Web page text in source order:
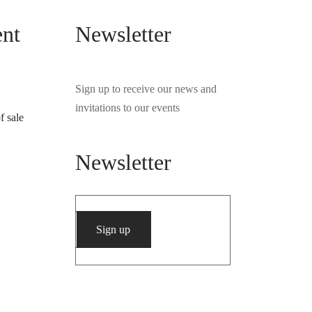
sale
Newsletter
Sign up to receive our news and
invitations to our events
Newsletter